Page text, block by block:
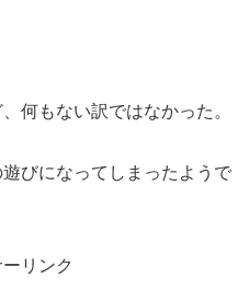
何もない訳ではなかった。
びになってしまったようで
リンク